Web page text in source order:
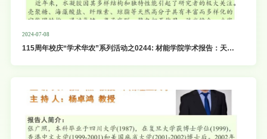
2024-07-08
115周年校庆“学术华农”系列活动之0244: 材能学院学术报告：天然